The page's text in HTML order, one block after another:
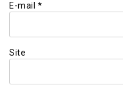
E-mail *
Site